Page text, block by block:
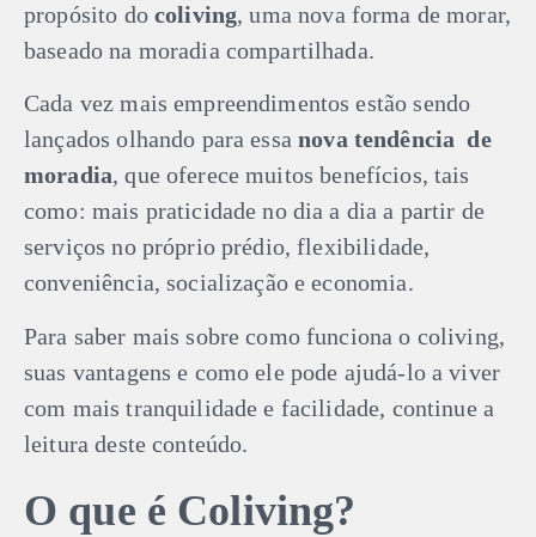
propósito do coliving, uma nova forma de morar,
baseado na moradia compartilhada.
Cada vez mais empreendimentos estão sendo
lançados olhando para essanova tendência de
moradia, que oferece muitos benefícios, tais
como: mais praticidade no dia a dia a partir de
serviços no próprio prédio, flexibilidade,
conveniência, socialização e economia.
Para saber mais sobre como funciona o coliving,
suas vantagens e como ele pode ajudá-lo a viver
com mais tranquilidade e facilidade, continue a
leitura deste conteúdo.
O que é Coliving?